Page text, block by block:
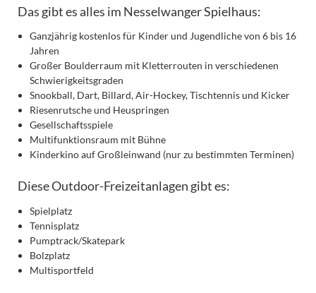
Das gibt es alles im Nesselwanger Spielhaus:
Ganzjährig kostenlos für Kinder und Jugendliche von 6 bis 16
Jahren
Großer Boulderraum mit Kletterrouten in verschiedenen
Schwierigkeitsgraden
Snookball, Dart, Billard, Air-Hockey, Tischtennis und Kicker
Riesenrutsche und Heuspringen
Gesellschaftsspiele
Multifunktionsraum mit Bühne
Kinderkino auf Großleinwand (nur zu bestimmten Terminen)
Diese Outdoor-Freizeitanlagen gibt es:
Spielplatz
Tennisplatz
Pumptrack/Skatepark
Bolzplatz
Multisportfeld